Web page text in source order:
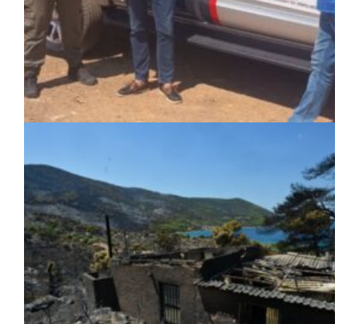
ΣΠΑΠ: Νέα οχήματα πυροπροστασίας σε
Γαλάτσι, Μαρούσι και Λυκόβρυση –
Πεύκη